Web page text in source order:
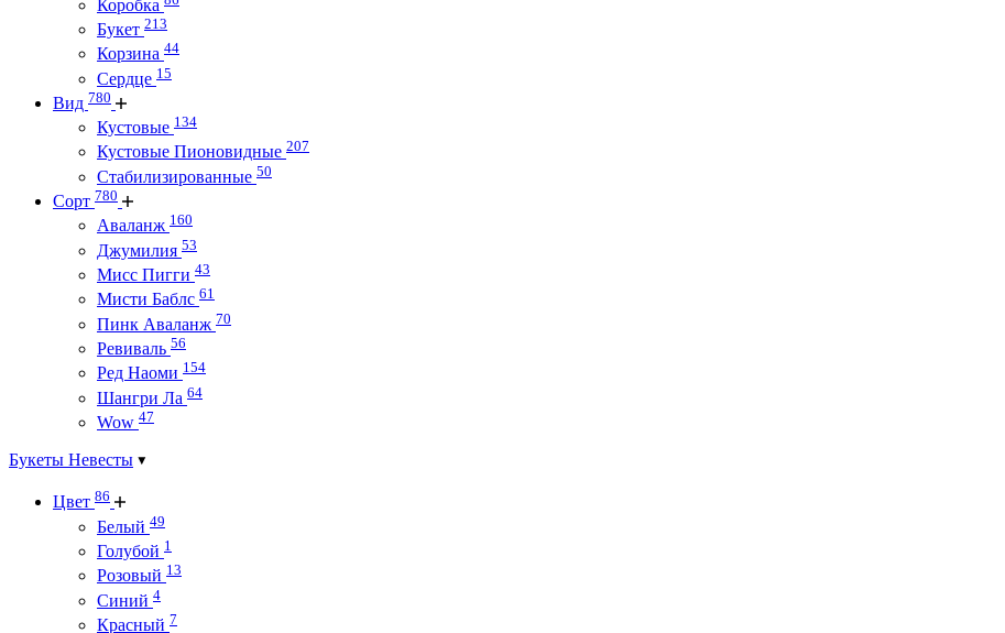
Коробка
Букет 213
Корзина 44
Сердце 15
Вид 780
Кустовые 134
Кустовые Пионовидные 207
Стабилизированные 50
Сорт 780
Аваланж 160
Джумилия 53
Мисс Пигги 43
Мисти Баблс 61
Пинк Аваланж 70
Ревиваль 56
Ред Наоми 154
Шангри Ла 64
Wow 47
Букеты Невесты
Цвет 86
Белый 49
Голубой 1
Розовый 13
Синий 4
Красный 7